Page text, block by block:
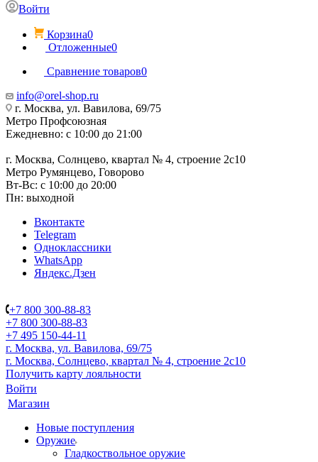
Войти
Корзина0
Отложенные0
Сравнение товаров0
info@orel-shop.ru
г. Москва, ул. Вавилова, 69/75
Метро Профсоюзная
Ежедневно: с 10:00 до 21:00
г. Москва, Солнцево, квартал № 4, строение 2с10
Метро Румянцево, Говорово
Вт-Вс: с 10:00 до 20:00
Пн: выходной
Вконтакте
Telegram
Одноклассники
WhatsApp
Яндекс.Дзен
+7 800 300-88-83
+7 800 300-88-83
+7 495 150-44-11
г. Москва, ул. Вавилова, 69/75
г. Москва, Солнцево, квартал № 4, строение 2с10
Получить карту лояльности
Войти
Магазин
Новые поступления
Оружие
Гладкоствольное оружие